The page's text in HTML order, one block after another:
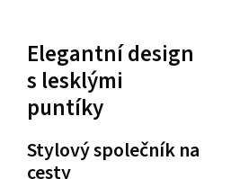
Elegantní design
s lesklými
puntíky
Stylový společník na
cesty